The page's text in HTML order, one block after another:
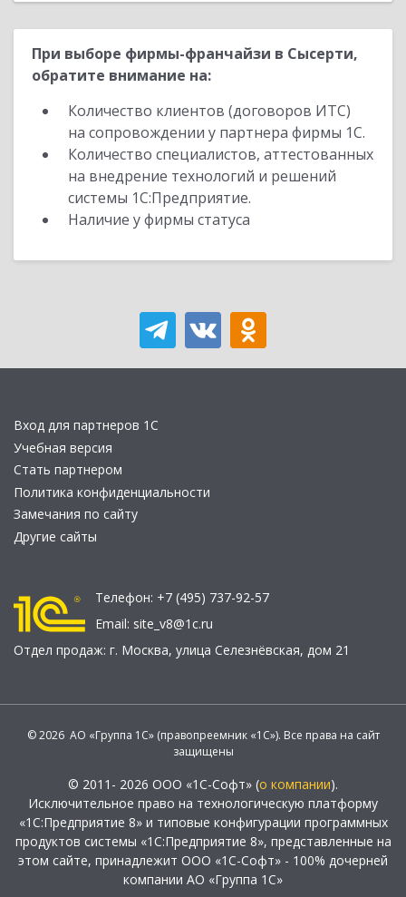
При выборе фирмы-франчайзи в Сысерти,
обратите внимание на:
Количество клиентов (договоров ИТС)
на сопровождении у партнера фирмы 1С.
Количество специалистов, аттестованных
на внедрение технологий и решений
системы 1С:Предприятие.
Наличие у фирмы статуса
Вход для партнеров 1С
Учебная версия
Стать партнером
Политика конфиденциальности
Замечания по сайту
Другие сайты
Телефон: +7 (495) 737-92-57
Email: site_v8@1c.ru
Отдел продаж: г. Москва, улица Селезнёвская, дом 21
© 2026 АО «Группа 1С» (правопреемник «1С»). Все права на сайт
защищены
© 2011- 2026 ООО «1С-Софт» (о компании).
Исключительное право на технологическую платформу
«1С:Предприятие 8» и типовые конфигурации программных
продуктов системы «1С:Предприятие 8», представленные на
этом сайте, принадлежит ООО «1С-Софт» - 100% дочерней
компании АО «Группа 1С»